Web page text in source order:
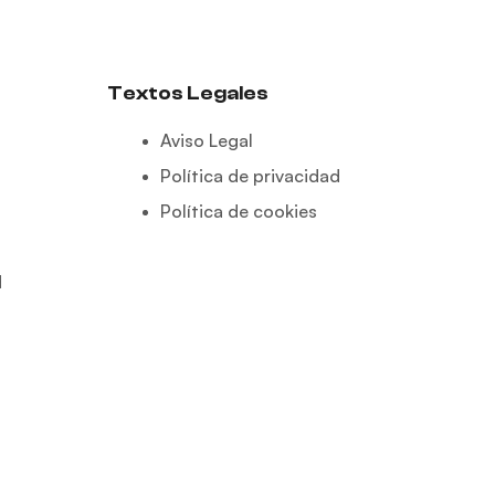
Textos Legales
Aviso Legal
Política de privacidad
Política de cookies